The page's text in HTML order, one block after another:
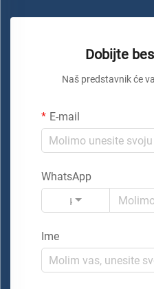
Dobijte
Naš predstavnik će
E-mail
WhatsApp
Kod
Ime